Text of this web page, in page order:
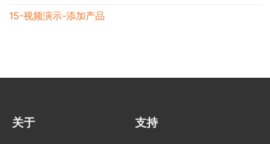
15-视频演示-添加产品
关于 支持